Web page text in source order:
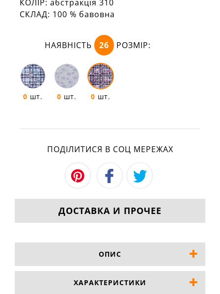
КОЛІР: абстракція 310
СКЛАД: 100 % бавовна
НАЯВНІСТЬ 26 РОЗМІР:
0 шт. 0 шт. 0 шт.
ПОДІЛИТИСЯ В СОЦ МЕРЕЖАХ
ДОСТАВКА И ПРОЧЕЕ
ОПИС
ХАРАКТЕРИСТИКИ